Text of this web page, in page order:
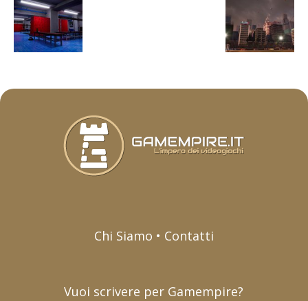
Chi Siamo • Contatti
Vuoi scrivere per Gamempire?